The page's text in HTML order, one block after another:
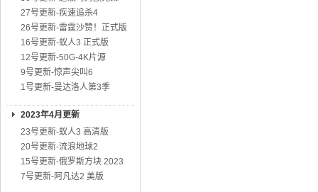
27号更新-疾速追杀4
26号更新-雷霆沙赞！正式版
16号更新-蚁人3 正式版
12号更新-50G-4K片源
9号更新-惊声尖叫6
1号更新-曼达洛人第3季
2023年4月更新
23号更新-蚁人3 高清版
20号更新-流浪地球2
15号更新-俄罗斯方块 2023
7号更新-阿凡达2 美版